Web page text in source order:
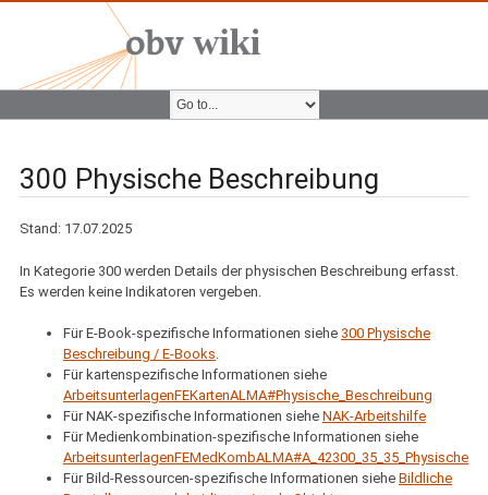
300 Physische Beschreibung
Stand: 17.07.2025
In Kategorie 300 werden Details der physischen Beschreibung erfasst.
Es werden keine Indikatoren vergeben.
Für E-Book-spezifische Informationen siehe 300 Physische
Beschreibung / E-Books.
Für kartenspezifische Informationen siehe
ArbeitsunterlagenFEKartenALMA#Physische_Beschreibung
Für NAK-spezifische Informationen siehe NAK-Arbeitshilfe
Für Medienkombination-spezifische Informationen siehe
Für Bild-Ressourcen-spezifische Informationen siehe Bildliche